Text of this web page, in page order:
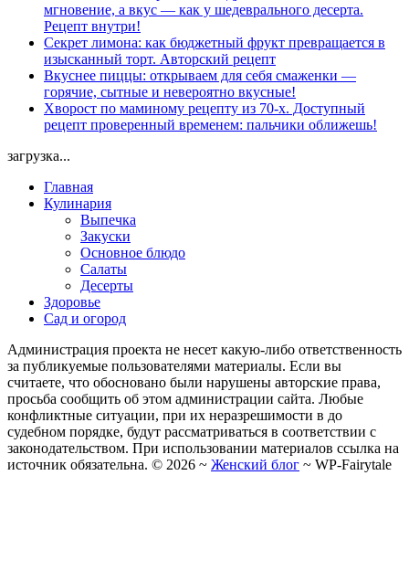
мгновение, а вкус — как у шедеврального десерта.
Рецепт внутри!
Секрет лимона: как бюджетный фрукт превращается в
изысканный торт. Авторский рецепт
Вкуснее пиццы: открываем для себя смаженки —
горячие, сытные и невероятно вкусные!
Хворост по маминому рецепту из 70-х. Доступный
рецепт проверенный временем: пальчики оближешь!
загрузка...
Главная
Кулинария
Выпечка
Закуски
Основное блюдо
Салаты
Десерты
Здоровье
Сад и огород
Администрация проекта не несет какую-либо ответственность
за публикуемые пользователями материалы. Если вы
считаете, что обосновано были нарушены авторские права,
просьба сообщить об этом администрации сайта. Любые
конфликтные ситуации, при их неразрешимости в до
судебном порядке, будут рассматриваться в соответствии с
законодательством. При использовании материалов ссылка на
источник обязательна. © 2026 ~ Женский блог ~ WP-Fairytale